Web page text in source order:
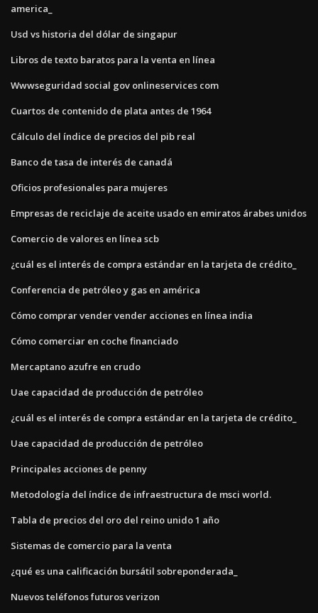
america_
Usd vs historia del dólar de singapur
Libros de texto baratos para la venta en línea
Wwwseguridad social gov onlineservices com
Cuartos de contenido de plata antes de 1964
Cálculo del índice de precios del pib real
Banco de tasa de interés de canadá
Oficios profesionales para mujeres
Empresas de reciclaje de aceite usado en emiratos árabes unidos
Comercio de valores en línea scb
¿cuál es el interés de compra estándar en la tarjeta de crédito_
Conferencia de petróleo y gas en américa
Cómo comprar vender vender acciones en línea india
Cómo comerciar en coche financiado
Mercaptano azufre en crudo
Uae capacidad de producción de petróleo
¿cuál es el interés de compra estándar en la tarjeta de crédito_
Uae capacidad de producción de petróleo
Principales acciones de penny
Metodología del índice de infraestructura de msci world.
Tabla de precios del oro del reino unido 1 año
Sistemas de comercio para la venta
¿qué es una calificación bursátil sobreponderada_
Nuevos teléfonos futuros verizon